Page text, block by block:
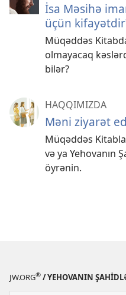
İsa Məsihə
üçün
Müqəddəs
olmayacaq
bilər?
HAQQIMIZDA
Məni ziyarət
Müqəddəs Kitabla
və ya Yehovanın
öyrənin.
JW.ORG® / YEHOVANIN